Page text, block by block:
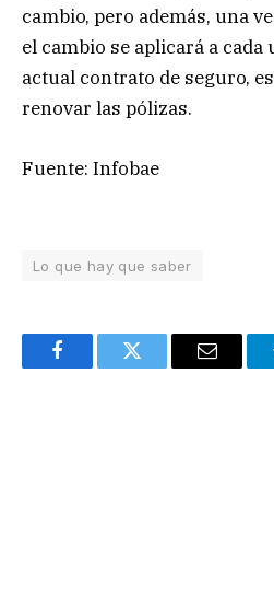
cambio, pero además, una
el cambio se aplicará a
actual contrato de seguro,
renovar las pólizas.
Fuente: Infobae
Lo que hay que saber
FacebookTwitter Email